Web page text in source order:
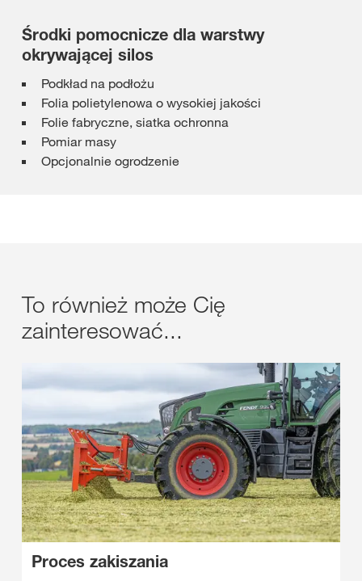
Środki pomocnicze dla warstwy
okrywającej silos
Podkład na podłożu
Folia polietylenowa o wysokiej jakości
Folie fabryczne, siatka ochronna
Pomiar masy
Opcjonalnie ogrodzenie
To również może Cię
zainteresować...
Proces zakiszania